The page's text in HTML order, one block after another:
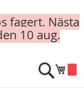
fagert. Nästa
10 aug.
Min
Sök